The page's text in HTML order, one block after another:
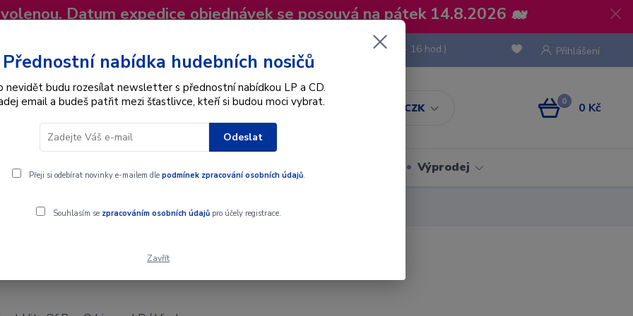
Datum expedice objednávek se posouvá na pátek 14.8.2026 🐋
CZK
Přihlášení
Hledat
(Po-Pá, 8 - 16 hod.)
0 0 Kč
Interpret Dárkové poukazy Výprodej
Hits Of Roy Orbison - LP / Vinyl
Hits Of Roy Orbison - LP / Vinyl
Přednostní nabídka hudebních nosičů
nevidět budu rozesílat newsletter s přednostní nabídkou LP a CD.
email a budeš patřit mezi šťastlivce, kteří si budou moci vybrat.
Odeslat
Přeji si odebírat novinky e-mailem dle podmínek zpracování osobních údajů.
Souhlasím se zpracováním osobních údajůpro účely registrace.
Zavřít